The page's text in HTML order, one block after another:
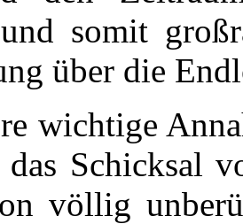
und somit
über die
wichtige
Schicksal
völlig